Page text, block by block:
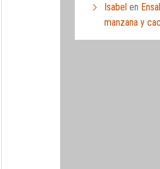
Isabel en
manzana y